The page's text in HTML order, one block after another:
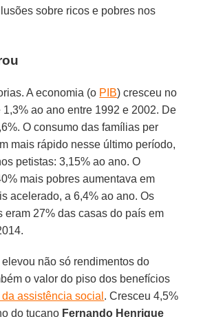
sobre ricos e pobres nos
A economia (o PIB) cresceu no
1,3% ao ano entre 1992 e 2002. De
O consumo das famílias per
mais rápido nesse último período,
petistas: 3,15% ao ano. O
mais pobres aumentava em
acelerado, a 6,4% ao ano. Os
eram 27% das casas do país em
não só rendimentos do
o valor do piso dos benefícios
assistência social . Cresceu 4,5%
do tucano Fernando Henrique